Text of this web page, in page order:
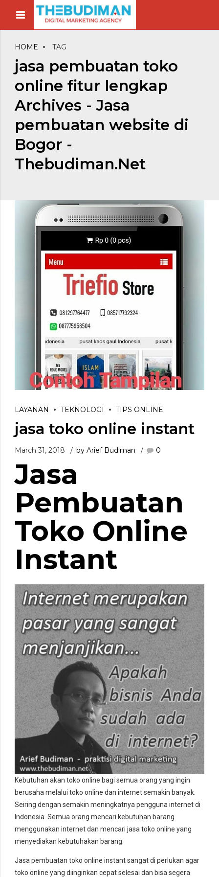
HOME TAG
jasa pembuatan toko
online fitur lengkap
Archives - Jasa
pembuatan website di
Bogor -
Thebudiman.Net
LAYANAN TEKNOLOGI TIPS ONLINE
jasa toko online instant
March 31, 2018 by Arief Budiman 0
Jasa
Pembuatan
Toko Online
Instant
Kebutuhan akan toko online bagi semua orang yang ingin
berusaha melalui toko online dan internet semakin banyak.
Seiring dengan semakin meningkatnya pengguna internet di
Indonesia. Semua orang mencari kebutuhan barang
menggunakan internet dan mencari jasa toko online yang
menyediakan kebutuhakan barang.
Jasa pembuatan toko online instant sangat di perlukan agar
toko online yang diinginkan cepat selesai dan bisa segera